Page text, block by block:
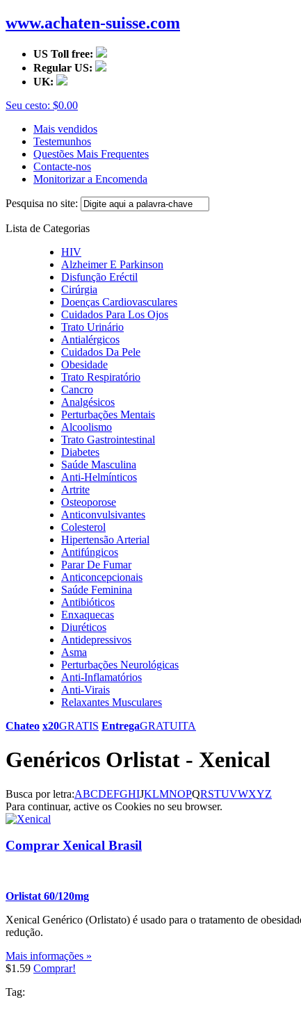
www.achaten-suisse.com
US Toll free:
Regular US:
UK:
Seu cesto: $0.00
Mais vendidos
Testemunhos
Questões Mais Frequentes
Contacte-nos
Monitorizar a Encomenda
Pesquisa no site:
Lista de Categorias
HIV
Alzheimer E Parkinson
Disfunção Eréctil
Cirúrgia
Doenças Cardiovasculares
Cuidados Para Los Ojos
Trato Urinário
Antialérgicos
Cuidados Da Pele
Obesidade
Trato Respiratório
Cancro
Analgésicos
Perturbações Mentais
Alcoolismo
Trato Gastrointestinal
Diabetes
Saúde Masculina
Anti-Helmínticos
Artrite
Osteoporose
Anticonvulsivantes
Colesterol
Hipertensão Arterial
Antifúngicos
Parar De Fumar
Anticoncepcionais
Saúde Feminina
Antibióticos
Enxaquecas
Diuréticos
Antidepressivos
Asma
Perturbações Neurológicas
Anti-Inflamatórios
Anti-Virais
Relaxantes Musculares
Chateo x20GRATIS EntregaGRATUITA
Genéricos Orlistat - Xenical
Busca por letra:ABCDEFGHIJKLMNOPQRSTUVWXYZ
Para continuar, active os Cookies no seu browser.
Comprar Xenical Brasil
Orlistat 60/120mg
Xenical Genérico (Orlistato) é usado para o tratamento de
redução.
Mais informações »
$1.59 Comprar!
Tag: